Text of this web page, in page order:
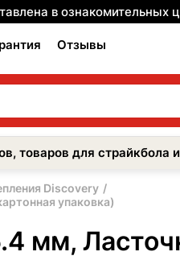
в
Отзывы
товаров для
Discovery
упаковка)
мм,